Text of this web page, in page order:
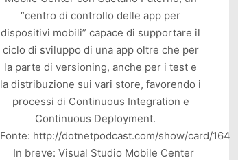
“centro di controllo delle app per
dispositivi mobili” capace di supportare il
ciclo di sviluppo di una app oltre che per
la parte di versioning, anche per i test e
la distribuzione sui vari store, favorendo i
processi di Continuous Integration e
Continuous Deployment.
Fonte: http://dotnetpodcast.com/show/card/164
In breve: Visual Studio Mobile Center